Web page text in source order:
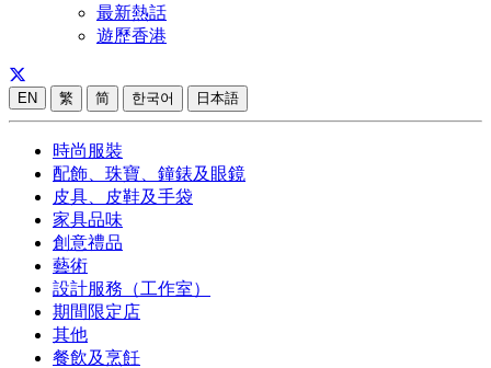
最新熱話
遊歷香港
EN 繁 简 한국어 日本語
時尚服裝
配飾、珠寶、鐘錶及眼鏡
皮具、皮鞋及手袋
家具品味
創意禮品
藝術
設計服務（工作室）
期間限定店
其他
餐飲及烹飪